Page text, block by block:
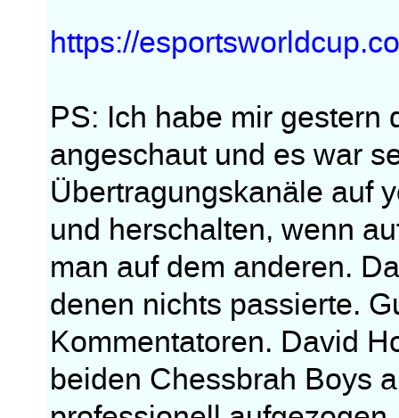
https://
PS: Ich habe mir gestern
angeschaut und es war
Übertragungskanäle auf
und herschalten, wenn
man auf dem anderen.
denen nichts passierte.
Kommentatoren. David
beiden Chessbrah Boys